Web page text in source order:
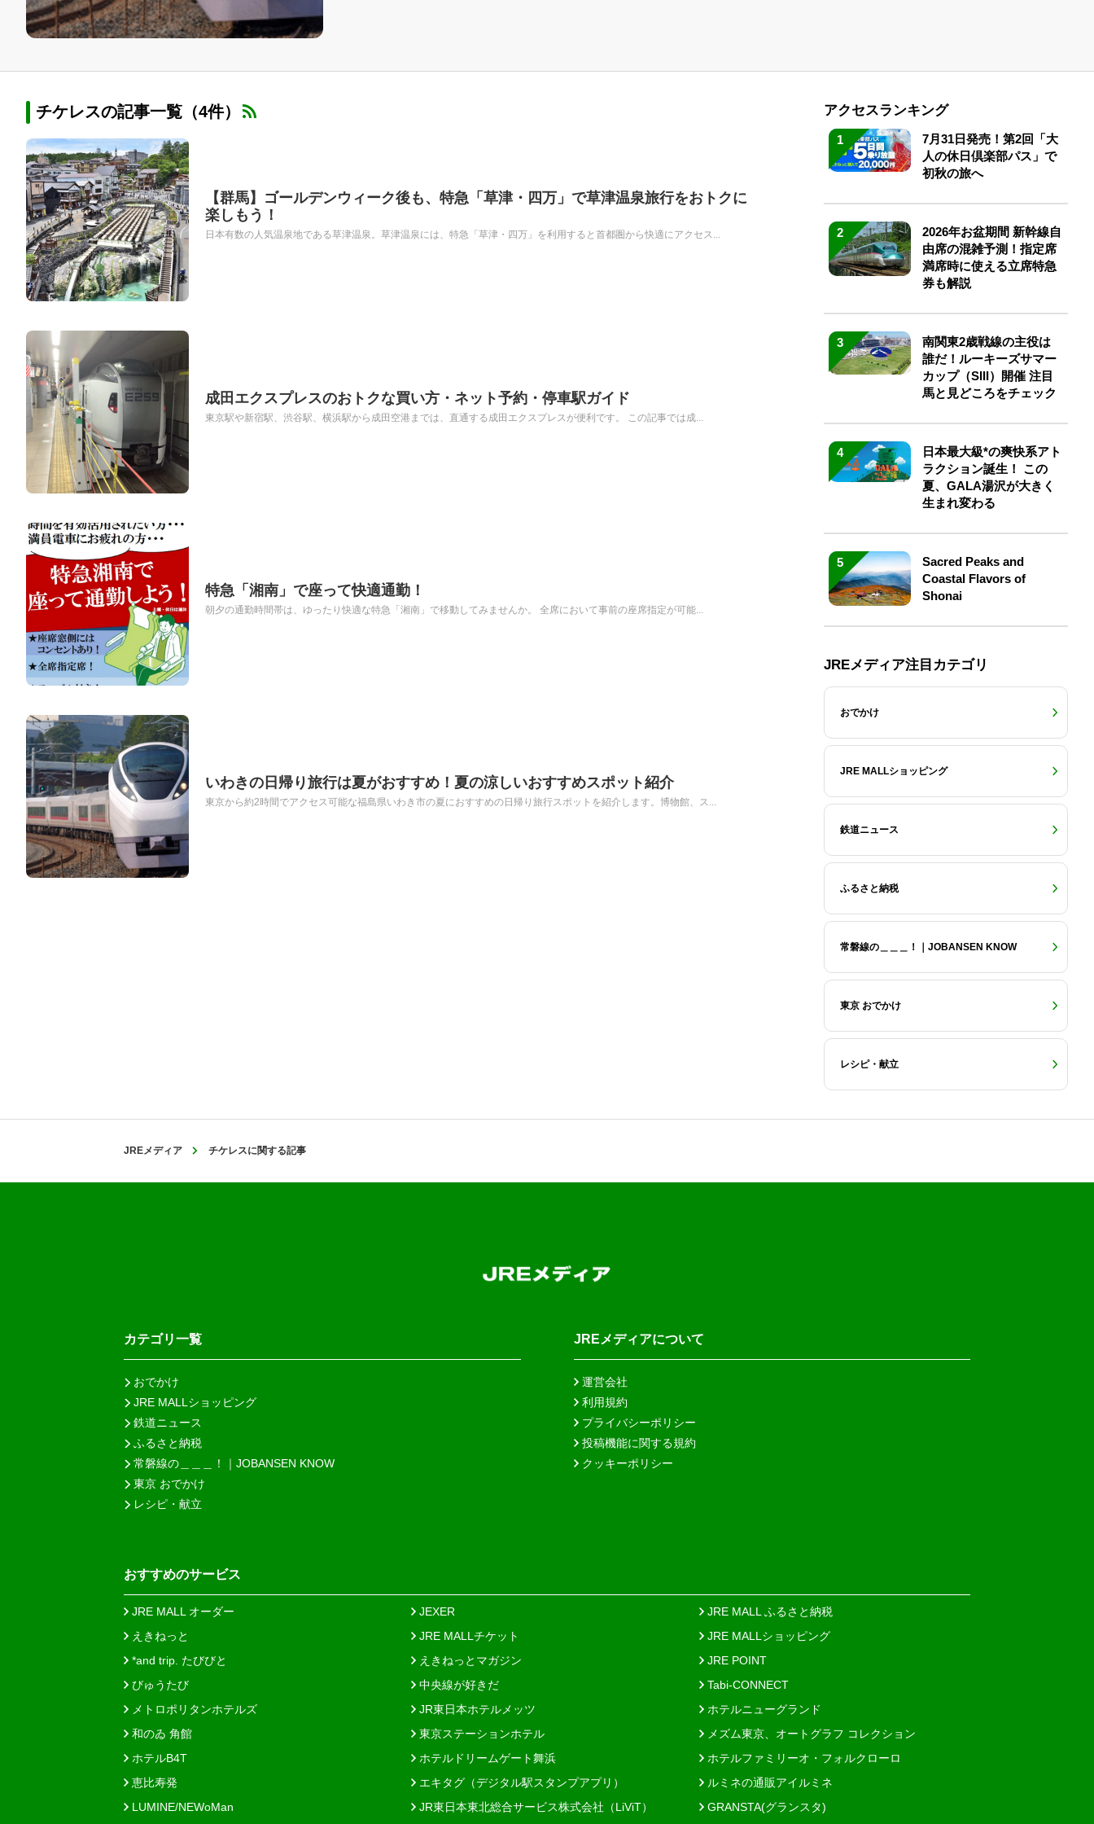
チケレスの記事一覧（4件）
【群馬】ゴールデンウィーク後も、特急「草津・四万」で草津温泉旅行をおトクに
楽しもう！
日本有数の人気温泉地である草津温泉。草津温泉には、特急「草津・四万」を利用すると首都圏から快適にアクセス...
成田エクスプレスのおトクな買い方・ネット予約・停車駅ガイド
東京駅や新宿駅、渋谷駅、横浜駅から成田空港までは、直通する成田エクスプレスが便利です。 この記事では成...
特急「湘南」で座って快適通勤！
朝夕の通勤時間帯は、ゆったり快適な特急「湘南」で移動してみませんか。 全席において事前の座席指定が可能...
いわきの日帰り旅行は夏がおすすめ！夏の涼しいおすすめスポット紹介
東京から約2時間でアクセス可能な福島県いわき市の夏におすすめの日帰り旅行スポットを紹介します。博物館、ス...
アクセスランキング
1
7月31日発売！第2回「大
人の休日倶楽部パス」で
初秋の旅へ
2
2026年お盆期間 新幹線自
由席の混雑予測！指定席
満席時に使える立席特急
券も解説
3
南関東2歳戦線の主役は
誰だ！ルーキーズサマー
カップ（SIII）開催 注目
馬と見どころをチェック
4
日本最大級*の爽快系アト
ラクション誕生！ この
夏、GALA湯沢が大きく
生まれ変わる
5
Sacred Peaks and
Coastal Flavors of
Shonai
JREメディア注目カテゴリ
おでかけ
JRE MALLショッピング
鉄道ニュース
ふるさと納税
常磐線の＿＿＿！｜JOBANSEN KNOW
東京 おでかけ
レシピ・献立
JREメディア チケレスに関する記事
カテゴリ一覧
おでかけ
JRE MALLショッピング
鉄道ニュース
ふるさと納税
常磐線の＿＿＿！｜JOBANSEN KNOW
東京 おでかけ
レシピ・献立
JREメディアについて
運営会社
利用規約
プライバシーポリシー
投稿機能に関する規約
クッキーポリシー
おすすめのサービス
JRE MALL オーダー JEXER
JRE MALL ふるさと納税
えきねっと
JRE MALLチケット
JRE MALLショッピング
*and trip. たびびと
えきねっとマガジン
JRE POINT
びゅうたび
中央線が好きだ
Tabi-CONNECT
メトロポリタンホテルズ
JR東日本ホテルメッツ
ホテルニューグランド
和のゐ 角館
東京ステーションホテル
メズム東京、オートグラフ コレクション
ホテルB4T
ホテルドリームゲート舞浜
ホテルファミリーオ・フォルクローロ
恵比寿発
エキタグ（デジタル駅スタンプアプリ）
ルミネの通販アイルミネ
LUMINE/NEWoMan
JR東日本東北総合サービス株式会社（LiViT） GRANSTA(グランスタ)